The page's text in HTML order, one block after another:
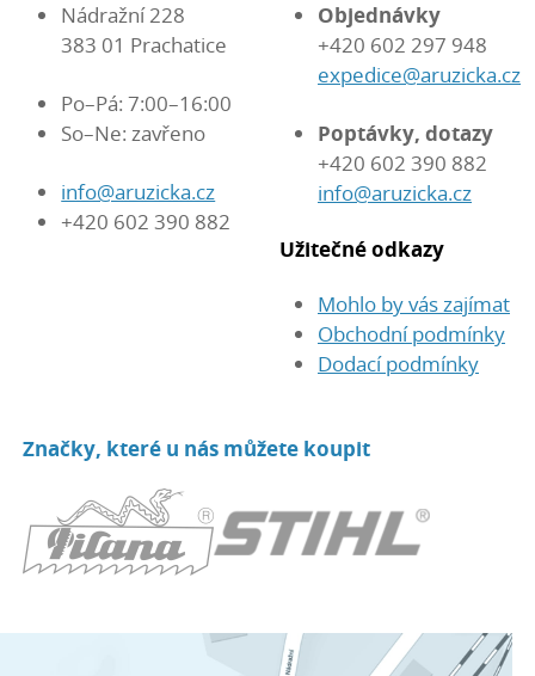
Nádražní 228
383 01 Prachatice
Po–Pá: 7:00–16:00
So–Ne: zavřeno
info@aruzicka.cz
+420 602 390 882
Objednávky
+420 602 297 948
expedice@aruzicka.cz
Poptávky, dotazy
+420 602 390 882
info@aruzicka.cz
Užitečné odkazy
Mohlo by vás zajímat
Obchodní podmínky
Dodací podmínky
Značky, které u nás můžete koupit